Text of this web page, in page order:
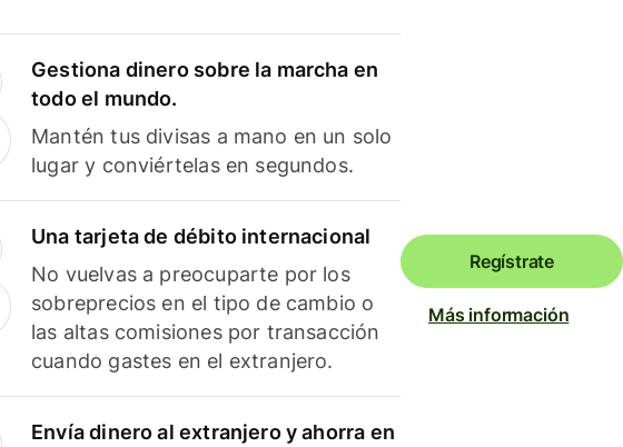
Gestiona dinero sobre la marcha en
todo el mundo.
Mantén tus divisas a mano en un solo
lugar y conviértelas en segundos.
Una tarjeta de débito internacional
No vuelvas a preocuparte por los
sobreprecios en el tipo de cambio o
las altas comisiones por transacción
cuando gastes en el extranjero.
Envía dinero al extranjero y ahorra en
Regístrate
Más información